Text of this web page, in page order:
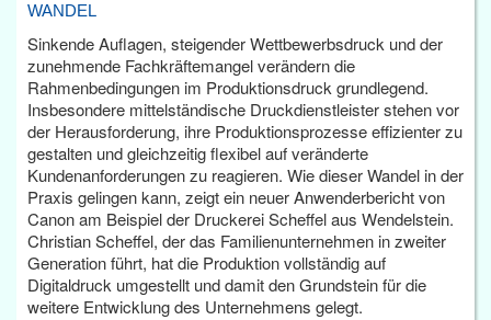
WANDEL
Sinkende Auflagen, steigender Wettbewerbsdruck und der
zunehmende Fachkräftemangel verändern die
Rahmenbedingungen im Produktionsdruck grundlegend.
Insbesondere mittelständische Druckdienstleister stehen vor
der Herausforderung, ihre Produktionsprozesse effizienter zu
gestalten und gleichzeitig flexibel auf veränderte
Kundenanforderungen zu reagieren. Wie dieser Wandel in der
Praxis gelingen kann, zeigt ein neuer Anwenderbericht von
Canon am Beispiel der Druckerei Scheffel aus Wendelstein.
Christian Scheffel, der das Familienunternehmen in zweiter
Generation führt, hat die Produktion vollständig auf
Digitaldruck umgestellt und damit den Grundstein für die
weitere Entwicklung des Unternehmens gelegt.